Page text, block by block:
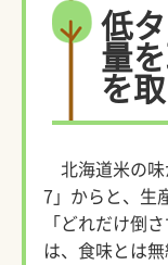
低
量
を
北海道米の
7」からと、生
「どれだけ倒
は、食味とは